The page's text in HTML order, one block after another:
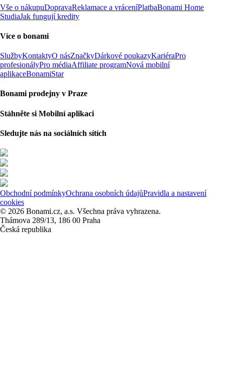
Vše o nákupuDopravaReklamace a vráceníPlatbaBonami Home
StudiaJak fungují kredity
Více o bonami
SlužbyKontaktyO násZnačkyDárkové poukazyKariéraPro
profesionályPro médiaAffiliate programNová mobilní
aplikaceBonamiStar
Bonami prodejny v Praze
Stáhněte si Mobilní aplikaci
Sledujte nás na sociálních sítích
Obchodní podmínkyOchrana osobních údajůPravidla a nastavení
cookies
© 2026 Bonami.cz, a.s. Všechna práva vyhrazena.
Thámova 289/13, 186 00 Praha
Česká republika